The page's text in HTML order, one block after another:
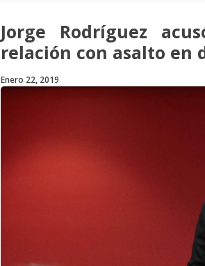
Jorge Rodríguez
relación con asalto en
Enero 22, 2019